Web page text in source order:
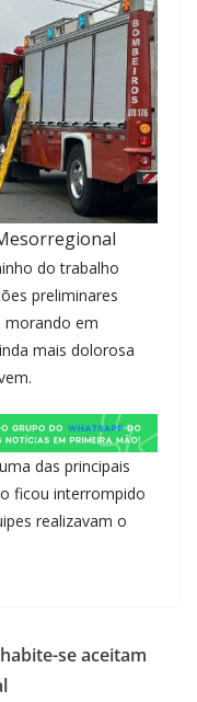
do trabalho
preliminares
morando em
mais dolorosa
das principais
ficou interrompido
realizavam o
se aceitam